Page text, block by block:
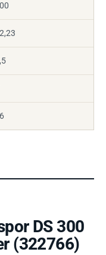
DS 300
(322766)